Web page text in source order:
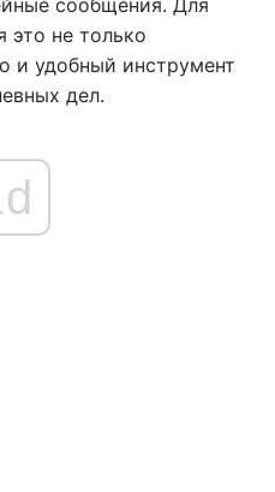
сообщения. Для
это не только
и удобный инструмент
дел.